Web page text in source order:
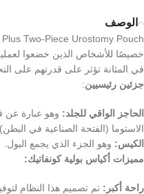
الوصف
خصيصًا للأشخاص الذين خضعوا
في المثانة تؤثر على قدرتهم على
جزئين رئيسيين:
الحاجز الواقي للجلد: وهو عبارة عن
الاستوما (الفتحة الصناعية في البطن).
الكيس: وهو الجزء الذي يجمع البول.
مميزات أكياس بولية كونفاتيك:
راحة أكبر: تم تصميم هذا النظام